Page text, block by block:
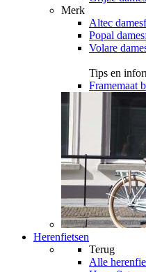
Merk
Altec
Popal
Volare
Tips en
Framemaat
Herenfietsen
Terug
Alle